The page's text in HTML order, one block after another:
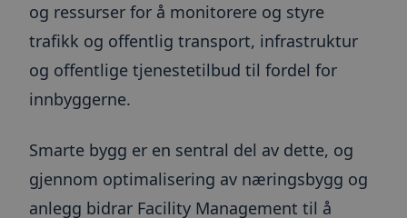
og ressurser for å monitorere og styre
trafikk og offentlig transport, infrastruktur
og offentlige tjenestetilbud til fordel for
innbyggerne.
Smarte bygg er en sentral del av dette, og
gjennom optimalisering av næringsbygg og
anlegg bidrar Facility Management til å